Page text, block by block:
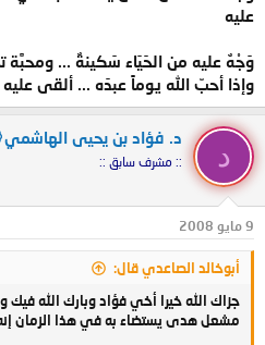
عليه
وَجْهٌ عليه من الحَيَاء سَكينةٌ ... ومحبَّة
وإذا أحبّ الله يوماً عبدَه ... ألقى
د
د. فؤاد بن يحيى الهاشمي
:: مشرف سابق ::
9 مايو 2008
أبوخالد الصاعدي قال:
جزاك الله خيرا أخي فؤاد وبارك الله
مشعل هدى يستضاء به في هذا الزمان